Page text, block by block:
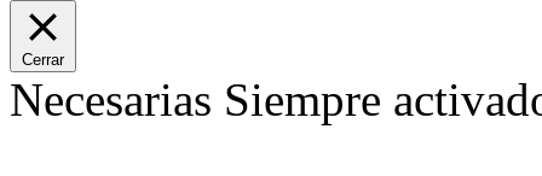
Cerrar
Necesarias Siempre